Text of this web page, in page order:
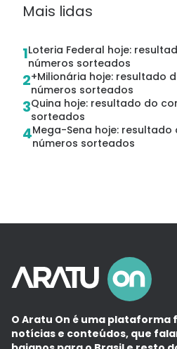
Mais lidas
1Loteria Federal hoje:
números sorteados
2+Milionária hoje: resultado
números sorteados
3Quina hoje: resultado do
sorteados
4Mega-Sena hoje:
números sorteados
O Aratu On é uma plataforma
notícias e conteúdos, que